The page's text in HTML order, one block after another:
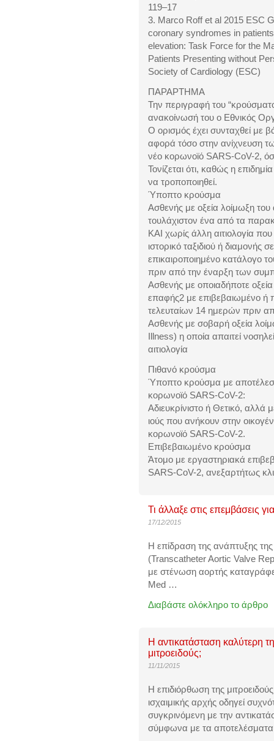
119–17
3. Marco Roff et al 2015 ESC
coronary syndromes in
elevation: Task Force for the
Patients Presenting without
Society of Cardiology (ESC)
ΠΑΡΑΡΤΗΜΑ
Την περιγραφή του
ανακοίνωσή του ο Εθνικός
Ο ορισμός έχει συνταχθεί με
αφορά τόσο στην ανίχνευση
νέο κορωνοϊό SARS-CoV-2,
Τονίζεται ότι, καθώς η
να τροποποιηθεί.
Ύποπτο κρούσμα
Ασθενής με οξεία λοίμωξη
τουλάχιστον ένα από τα
ΚΑΙ χωρίς άλλη αιτιολογία
ιστορικό ταξιδιού ή
επικαιροποιημένο κατάλογο
πριν από την έναρξη των
Ασθενής με οποιαδήποτε
επαφής2 με επιβεβαιωμένο ή
τελευταίων 14 ημερών πριν
Ασθενής με σοβαρή οξεία
Illness) η οποία απαιτεί
αιτιολογία
Πιθανό κρούσμα
Ύποπτο κρούσμα με
κορωνοϊό SARS-CoV-2:
Αδιευκρίνιστο ή Θετικό, αλλά
ιούς που ανήκουν στην
κορωνοϊό SARS-CoV-2.
Επιβεβαιωμένο κρούσμα
Άτομο με εργαστηριακά
SARS-CoV-2, ανεξαρτήτως
Τι άλλαξε στις επεμβάσεις
17/12/2015
Η επίδραση της ανάπτυξης
(Transcatheter Aortic Valve
με στένωση αορτής
Med …
Διαβάστε ολόκληρο το άρθρο
Η αντικατάσταση καλύτερη
μιτροειδούς;
11/11/2015
Η επιδιόρθωση της
ισχαιμικής αρχής οδηγεί
συγκρινόμενη με την
σύμφωνα με τα αποτελέσματα